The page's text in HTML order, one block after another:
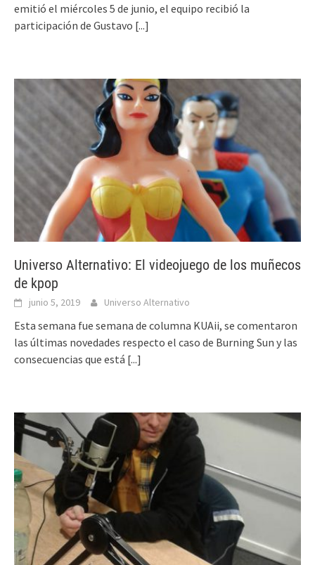
emitió el miércoles 5 de junio, el equipo recibió la
participación de Gustavo [...]
Universo Alternativo: El videojuego de los muñecos
de kpop
junio 5, 2019 Universo Alternativo
Esta semana fue semana de columna KUAii, se comentaron
las últimas novedades respecto el caso de Burning Sun y las
consecuencias que está [...]